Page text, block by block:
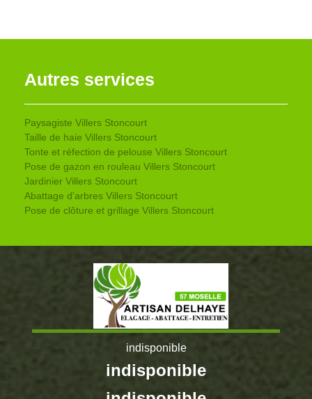
Autres services
Paysagiste Villers Stoncourt
Taille de haie Villers Stoncourt
Tonte et réfection de pelouse Villers Stoncourt
Pose de gazon en rouleau Villers Stoncourt
Jardinier Villers Stoncourt
Abattage d'arbres Villers Stoncourt
Pose de clôture et grillage Villers Stoncourt
indisponible
indisponible